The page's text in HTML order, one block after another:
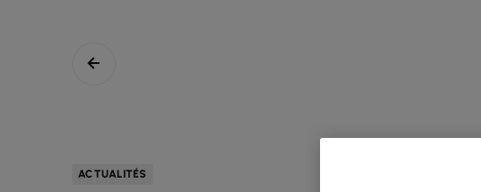
ACTUALITÉS